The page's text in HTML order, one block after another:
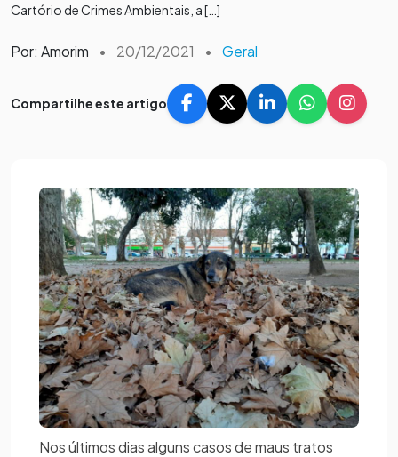
Cartório de Crimes Ambientais, a […]
Por: Amorim • 20/12/2021 • Geral
Compartilhe este artigo
Nos últimos dias alguns casos de maus tratos